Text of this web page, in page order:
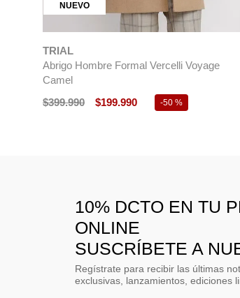
NUEVO
TRIAL
Abrigo Hombre Formal Vercelli Voyage
Camel
$399.990 $199.990 -50 %
10% DCTO EN TU
ONLINE
SUSCRÍBETE A
Regístrate para recibir las últimas
exclusivas, lanzamientos, ediciones